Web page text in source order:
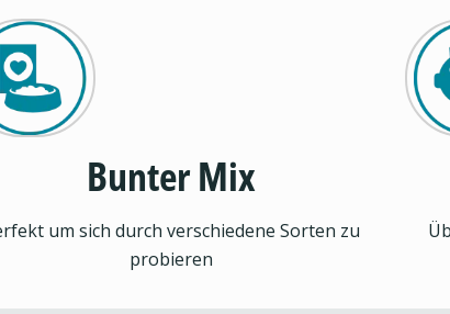
Bunter Mix
um sich durch verschiedene Sorten zu
probieren